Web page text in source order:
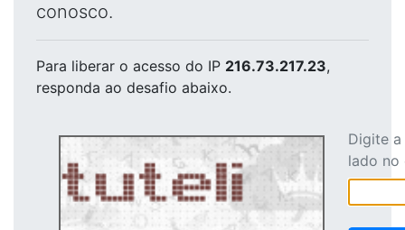
conosco.
Para liberar o acesso do IP 216.73.217.23,
responda ao desafio abaixo.
Digite
lado no